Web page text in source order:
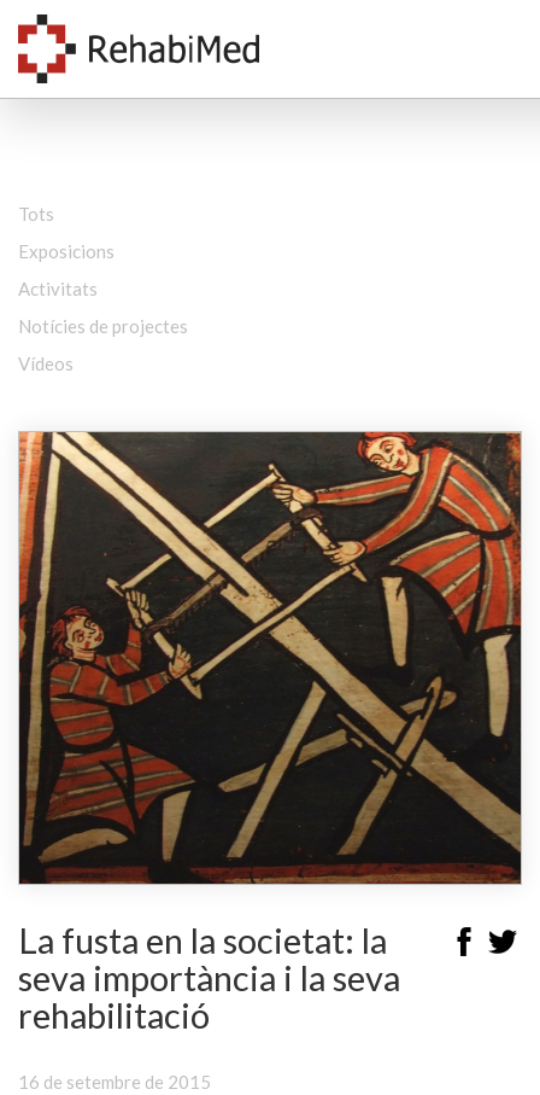
Tots
Exposicions
Activitats
Notícies de projectes
Vídeos
La fusta en la societat: la
seva importància i la seva
rehabilitació
16 de setembre de 2015